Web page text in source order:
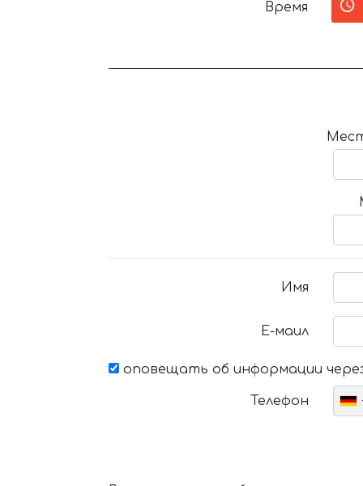
Время
Имя
Е-маил
оповещать об информации
Телефон